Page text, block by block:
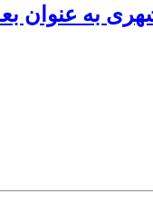
به عنوان بعد